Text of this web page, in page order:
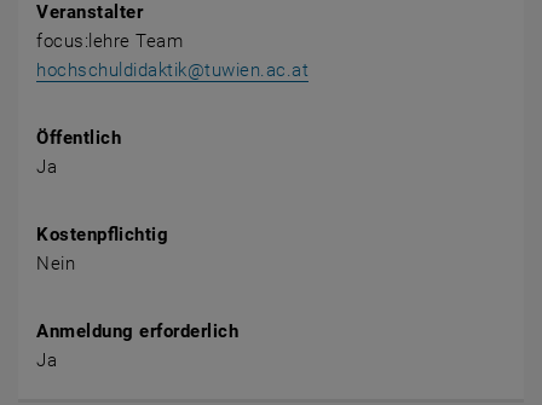
Veranstalter
focus:lehre Team
hochschuldidaktik@tuwien.ac.at
Öffentlich
Ja
Kostenpflichtig
Nein
Anmeldung erforderlich
Ja